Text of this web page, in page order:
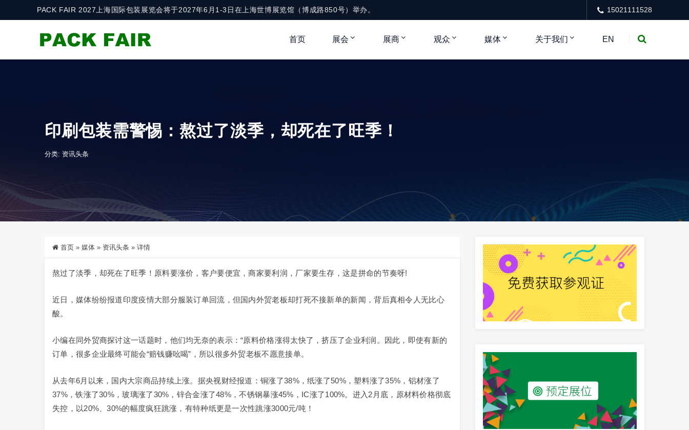
PACK FAIR 2027上海国际包装展览会将于2027年6月1-3日在上海世博展览馆（博成路850号）举办。 15021111528
首页 展会 展商 观众 媒体 关于我们 EN
印刷包装需警惕：熬过了淡季，却死在了旺季！
分类: 资讯头条
首页 » 媒体 » 资讯头条 » 详情
熬过了淡季，却死在了旺季！原料要涨价，客户要便宜，商家要利润，厂家要生存，这是拼命的节奏呀!
近日，媒体纷纷报道印度疫情大部分服装订单回流，但国内外贸老板却打死不接新单的新闻，背后真相令人无比心
酸。
小编在同外贸商探讨这一话题时，他们均无奈的表示：“原料价格涨得太快了，挤压了企业利润。因此，即使有新的
订单，很多企业最终可能会“赔钱赚吆喝”，所以很多外贸老板不愿意接单。
从去年6月以来，国内大宗商品持续上涨。据央视财经报道：铜涨了38%，纸涨了50%，塑料涨了35%，铝材涨了
37%，铁涨了30%，玻璃涨了30%，锌合金涨了48%，不锈钢暴涨45%，IC涨了100%。进入2月底，原材料价格彻底
失控，以20%、30%的幅度疯狂跳涨，有特种纸更是一次性跳涨3000元/吨！